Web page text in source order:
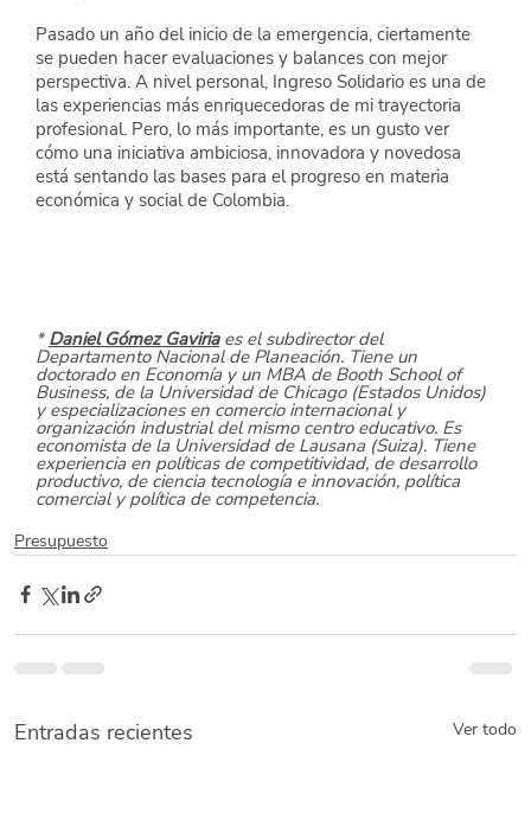
Pasado un año del inicio de la emergencia, ciertamente
se pueden hacer evaluaciones y balances con mejor
perspectiva. A nivel personal, Ingreso Solidario es una de
las experiencias más enriquecedoras de mi trayectoria
profesional. Pero, lo más importante, es un gusto ver
cómo una iniciativa ambiciosa, innovadora y novedosa
está sentando las bases para el progreso en materia
económica y social de Colombia.
* Daniel Gómez Gaviria es el subdirector del
Departamento Nacional de Planeación. Tiene un
doctorado en Economía y un MBA de Booth School of
Business, de la Universidad de Chicago (Estados Unidos)
y especializaciones en comercio internacional y
organización industrial del mismo centro educativo. Es
economista de la Universidad de Lausana (Suiza). Tiene
experiencia en políticas de competitividad, de desarrollo
productivo, de ciencia tecnología e innovación, política
comercial y política de competencia.
Presupuesto
Entradas recientes Ver todo